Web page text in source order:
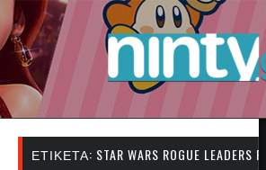
ΕΤΙΚΈΤΑ: STAR WARS ROGUE LEADERS